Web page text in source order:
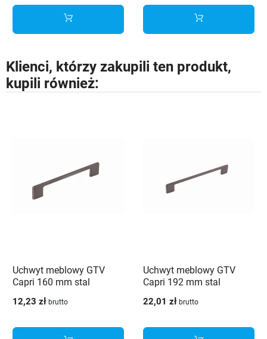
Klienci, którzy zakupili ten produkt,
kupili również:
Uchwyt meblowy GTV
Capri 160 mm stal
12,23 zł brutto
Uchwyt meblowy GTV
Capri 192 mm stal
22,01 zł brutto